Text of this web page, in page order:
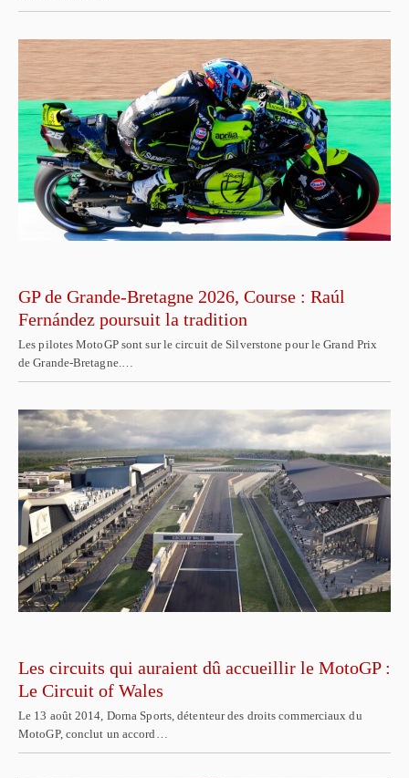
GP de Grande-Bretagne 2026, Course : Raúl
Fernández poursuit la tradition
Les pilotes MotoGP sont sur le circuit de Silverstone pour le Grand Prix
de Grande-Bretagne.…
Les circuits qui auraient dû accueillir le MotoGP :
Le Circuit of Wales
Le 13 août 2014, Dorna Sports, détenteur des droits commerciaux du
MotoGP, conclut un accord…